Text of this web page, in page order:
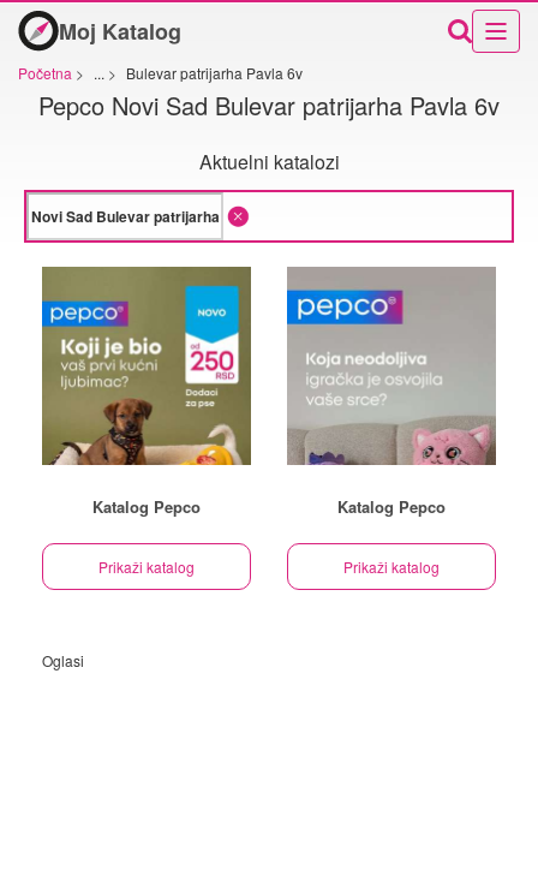
Moj Katalog
Početna > ... > Bulevar patrijarha Pavla 6v
Pepco Novi Sad Bulevar patrijarha Pavla 6v
Aktuelni katalozi
Katalog Pepco
Prikaži katalog
Katalog Pepco
Prikaži katalog
Oglasi